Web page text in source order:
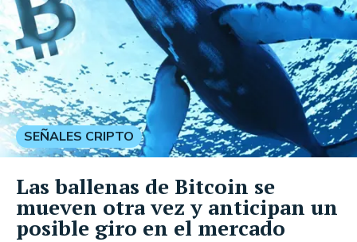
SEÑALES CRIPTO
Las ballenas de Bitcoin se
mueven otra vez y anticipan un
posible giro en el mercado